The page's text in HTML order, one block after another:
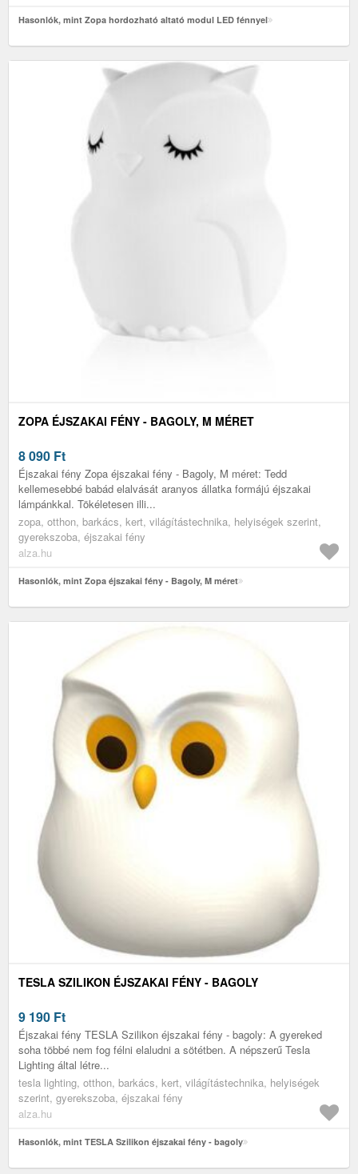
Hasonlók, mint Zopa hordozható altató modul LED fénnyel
ZOPA ÉJSZAKAI FÉNY - BAGOLY, M MÉRET
8 090 Ft
Éjszakai fény Zopa éjszakai fény - Bagoly, M méret: Tedd
kellemesebbé babád elalvását aranyos állatka formájú éjszakai
lámpánkkal. Tökéletesen illi...
zopa, otthon, barkács, kert, világítástechnika, helyiségek szerint,
gyerekszoba, éjszakai fény
alza.hu
Hasonlók, mint Zopa éjszakai fény - Bagoly, M méret
TESLA SZILIKON ÉJSZAKAI FÉNY - BAGOLY
9 190 Ft
Éjszakai fény TESLA Szilikon éjszakai fény - bagoly: A gyereked
soha többé nem fog félni elaludni a sötétben. A népszerű Tesla
Lighting által létre...
tesla lighting, otthon, barkács, kert, világítástechnika, helyiségek
szerint, gyerekszoba, éjszakai fény
alza.hu
Hasonlók, mint TESLA Szilikon éjszakai fény - bagoly